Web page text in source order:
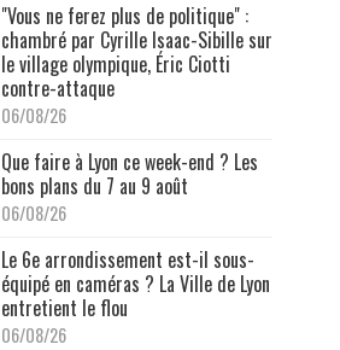
"Vous ne ferez plus de politique" :
chambré par Cyrille Isaac-Sibille sur
le village olympique, Éric Ciotti
contre-attaque
06/08/26
Que faire à Lyon ce week-end ? Les
bons plans du 7 au 9 août
06/08/26
Le 6e arrondissement est-il sous-
équipé en caméras ? La Ville de Lyon
entretient le flou
06/08/26